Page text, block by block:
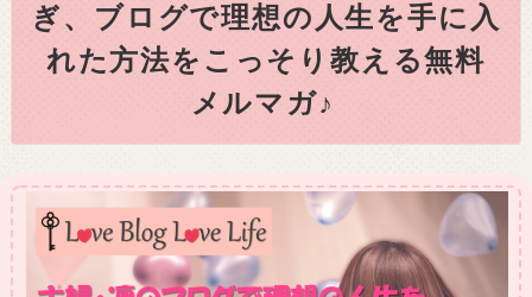
ぎ、ブログで理想の人生を手に入
れた方法をこっそり教える無料
メルマガ♪